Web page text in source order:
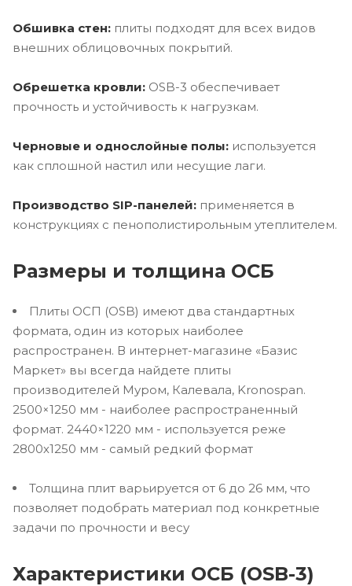
Обшивка стен: плиты подходят для всех видов
внешних облицовочных покрытий.
Обрешетка кровли: OSB-3 обеспечивает
прочность и устойчивость к нагрузкам.
Черновые и однослойные полы: используется
как сплошной настил или несущие лаги.
Производство SIP-панелей: применяется в
конструкциях с пенополистирольным утеплителем.
Размеры и толщина ОСБ
Плиты ОСП (OSB) имеют два стандартных
формата, один из которых наиболее
распространен. В интернет-магазине «Базис
Маркет» вы всегда найдете плиты
производителей Муром, Калевала, Kronospan.
2500×1250 мм - наиболее распространенный
формат. 2440×1220 мм - используется реже
2800х1250 мм - самый редкий формат
Толщина плит варьируется от 6 до 26 мм, что
позволяет подобрать материал под конкретные
задачи по прочности и весу
Характеристики ОСБ (OSB-3)